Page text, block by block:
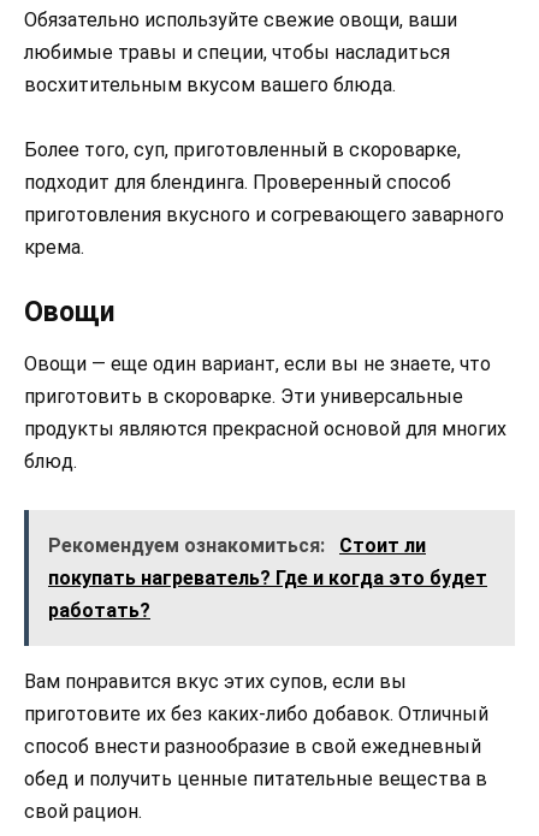
Обязательно используйте свежие овощи, ваши
любимые травы и специи, чтобы насладиться
восхитительным вкусом вашего блюда.
Более того, суп, приготовленный в скороварке,
подходит для блендинга. Проверенный способ
приготовления вкусного и согревающего заварного
крема.
Овощи
Овощи — еще один вариант, если вы не знаете, что
приготовить в скороварке. Эти универсальные
продукты являются прекрасной основой для многих
блюд.
Рекомендуем ознакомиться:
Стоит ли
покупать нагреватель? Где и когда это будет
работать?
Вам понравится вкус этих супов, если вы
приготовите их без каких-либо добавок. Отличный
способ внести разнообразие в свой ежедневный
обед и получить ценные питательные вещества в
свой рацион.